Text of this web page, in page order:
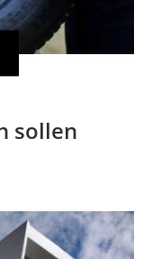
sollen